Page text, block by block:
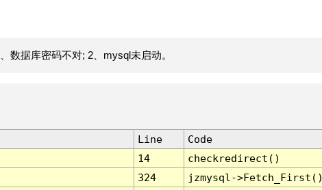
数据库密码不对; 2、mysql未启动。
Line
Code
14
checkredirect()
324
jzmysql-